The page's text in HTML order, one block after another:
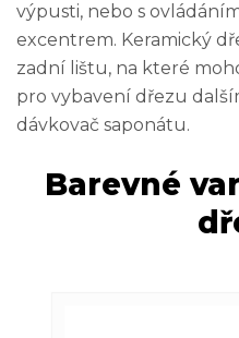
výpusti, nebo s
excentrem. Keramický
zadní lištu, na které
pro vybavení dřezu
dávkovač saponátu.
Barevné